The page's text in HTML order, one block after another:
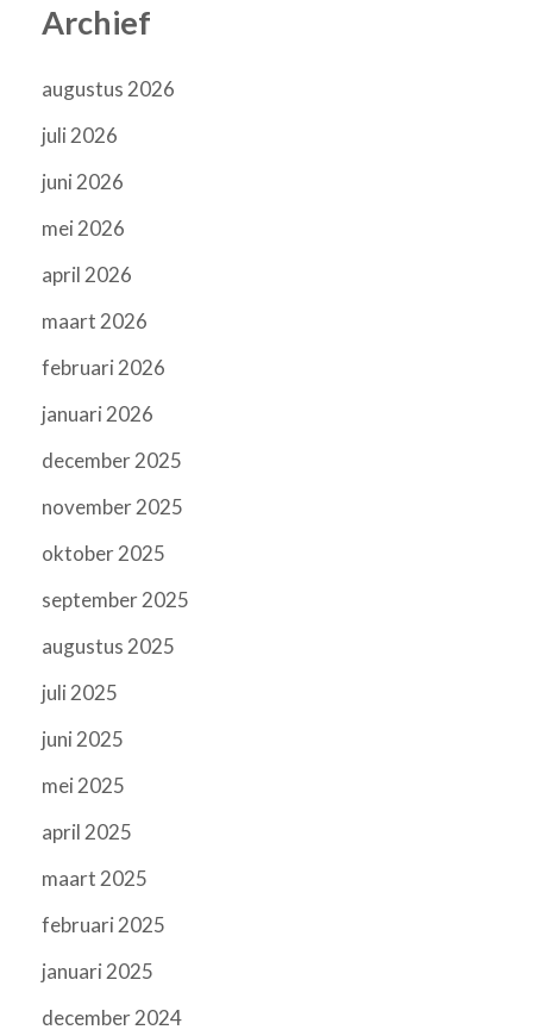
Archief
augustus 2026
juli 2026
juni 2026
mei 2026
april 2026
maart 2026
februari 2026
januari 2026
december 2025
november 2025
oktober 2025
september 2025
augustus 2025
juli 2025
juni 2025
mei 2025
april 2025
maart 2025
februari 2025
januari 2025
december 2024